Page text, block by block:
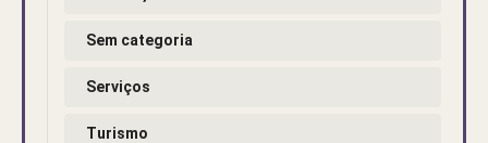
Sem categoria
Serviços
Turismo